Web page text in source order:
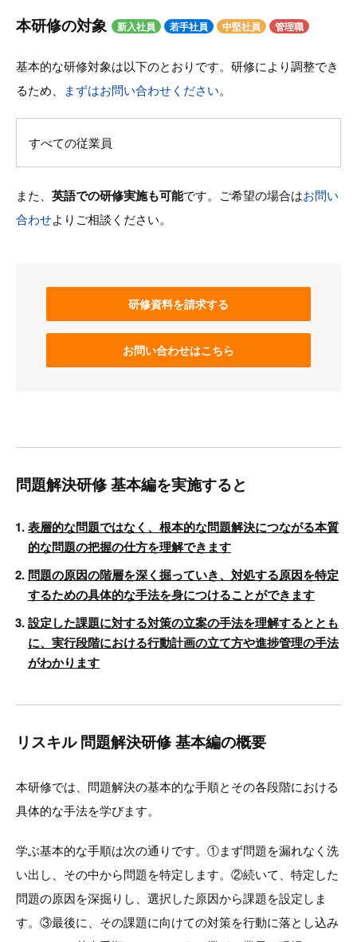
本研修の対象 新入社員 若手社員 中堅社員 管理職
基本的な研修対象は以下のとおりです。研修により調整でき
るため、
まずはお問い合わせください。
すべての従業員
また、 英語での研修実施も可能です。ご希望の場合はお問い
合わせよりご相談ください。
研修資料を請求する
お問い合わせはこちら
問題解決研修 基本編を実施すると
表層的な問題ではなく、根本的な問題解決につながる本質
的な問題の把握の仕方を理解できます
問題の原因の階層を深く掘っていき、対処する原因を特定
するための具体的な手法を身につけることができます
設定した課題に対する対策の立案の手法を理解するととも
に、実行段階における行動計画の立て方や進捗管理の手法
がわかります
リスキル 問題解決研修 基本編の概要
本研修では、問題解決の基本的な手順とその各段階における
具体的な手法を学びます。
学ぶ基本的な手順は次の通りです。①まず問題を漏れなく洗
い出し、その中から問題を特定します。②続いて、特定した
問題の原因を深掘りし、選択した原因から課題を設定しま
す。③最後に、その課題に向けての対策を行動に落とし込み